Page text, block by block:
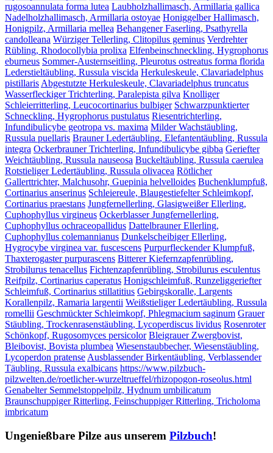
rugosoannulata forma lutea Laubholzhallimasch, Armillaria gallica
Nadelholzhallimasch, Armillaria ostoyae Honiggelber Hallimasch,
Honigpilz, Armillaria mellea Behangener Faserling, Psathyrella
candolleana Würziger Tellerling, Clitopilus geminus Verdrehter
Rübling, Rhodocollybia prolixa Elfenbeinschneckling, Hygrophorus
eburneus Sommer-Austernseitling, Pleurotus ostreatus forma florida
Lederstieltäubling, Russula viscida Herkuleskeule, Clavariadelphus
pistillarisAbgestutzte Herkuleskeule, Clavariadelphus truncatus
Wasserfleckiger Trichterling, Paralepista gilva Knolliger
Schleierritterling, Leucocortinarius bulbiger Schwarzpunktierter
Schneckling, Hygrophorus pustulatus Riesentrichterling,
Infundibulicybe geotropa vs. maxima Milder Wachstäubling,
Russula puellaris Brauner Ledertäubling, Elefantentäubling, Russula
integra Ockerbrauner Trichterling, Infundibulicybe gibba Geriefter
Weichtäubling, Russula nauseosa Buckeltäubling, Russula caerulea
Rotstieliger Ledertäubling, Russula olivacea Rötlicher
Gallerttrichter, Malchusohr, Guepinia helvelloides Buchenklumpfuß,
Cortinarius anserinus Schleiereule, Blaugestiefelter Schleimkopf,
Cortinarius praestans Jungfernellerling, Glasigweißer Ellerling,
Cuphophyllus virgineus Ockerblasser Jungfernellerling,
Cuphophyllus ochraceopallidus Dattelbrauner Ellerling,
Cuphophyllus colemannianus Dunkelscheibiger Ellerling,
Hygrocybe virginea var. fuscescens Purpurfleckender Klumpfuß,
Thaxterogaster purpurascens Bitterer Kiefernzapfenrübling,
Strobilurus tenacellus Fichtenzapfenrübling, Strobilurus esculentus
Reifpilz, Cortinarius caperatus Honigschleimfuß, Runzeliggeriefter
Schleimfuß, Cortinarius stillatitius Gebirgskoralle, Largents
Korallenpilz, Ramaria largentii Weißstieliger Ledertäubling, Russula
romellii Geschmückter Schleimkopf, Phlegmacium saginum Grauer
Stäubling, Trockenrasenstäubling, Lycoperdiscus lividus Rosenroter
Schönkopf, Rugosomyces persicolor Bleigrauer Zwergbovist,
Bleibovist, Bovista plumbea Wiesenstaubbecher, Wiesenstäubling,
Lycoperdon pratenseAusblassender Birkentäubling, Verblassender
Täubling, Russula exalbicans https://www.pilzbuch-
pilzwelten.de/roetlicher-wurzeltrueffel/rhizopogon-roseolus.html
Genabelter Semmelstoppelpilz, Hydnum umbilicatum
Braunschuppiger Ritterling, Feinschuppiger Ritterling, Tricholoma
imbricatum
Ungenießbare Pilze aus unserem Pilzbuch!